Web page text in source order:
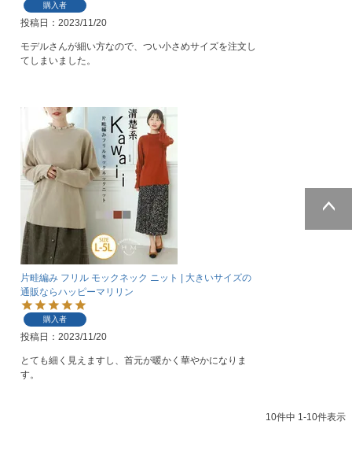
購入者
投稿日 2023/11/20
モデルさんが細い方なので、つい小さめサイズを注文し
てしまいました。
片畦編み フリル モックネック ニット | 大きいサイズの
通販ならハッピーマリリン
購入者
投稿日 2023/11/20
とても細く見えますし、首元が暖かく華やかになりま
す。
10件中 1-10件表示
ページトッ